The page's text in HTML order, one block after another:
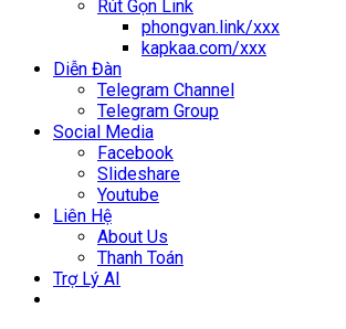
Rút Gọn Link
phongvan.link/xxx
kapkaa.com/xxx
Diễn Đàn
Telegram Channel
Telegram Group
Social Media
Facebook
Slideshare
Youtube
Liên Hệ
About Us
Thanh Toán
Trợ Lý AI